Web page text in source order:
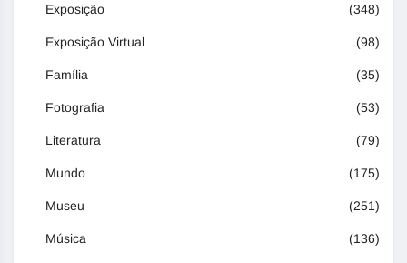
Exposição (348)
Exposição Virtual (98)
Família (35)
Fotografia (53)
Literatura (79)
Mundo (175)
Museu (251)
Música (136)